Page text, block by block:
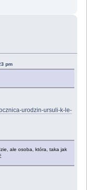
pm
urodzin-ursuli-k-le-
ale osoba, która, taka jak